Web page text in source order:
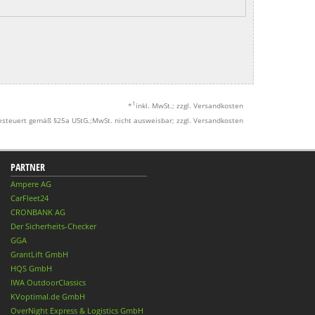
* 1 inkl. MwSt.; zzgl. Versandkosten
gemäß §25a UStG.;MwSt. nicht ausweisbar; zzgl. Versandkosten
PARTNER
Ampere AG
CarFleet24
CRONBANK AG
Der Sicherheits-Checker
GGA
GrantLift GmbH
HQS GmbH
IWA OutdoorClassics
KVoptimal.de GmbH
OverNight Express & Logistics GmbH